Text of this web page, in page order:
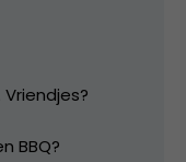
BBQ?